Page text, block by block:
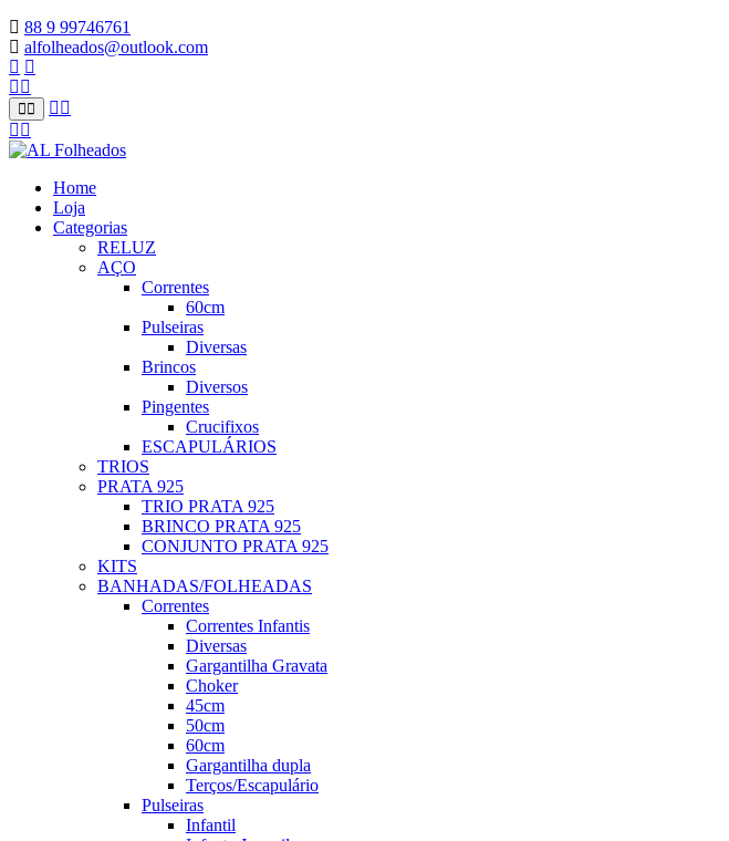
88 9 99746761
alfolheados@outlook.com
Home
Loja
Categorias
RELUZ
AÇO
Correntes
60cm
Pulseiras
Diversas
Brincos
Diversos
Pingentes
Crucifixos
ESCAPULÁRIOS
TRIOS
PRATA 925
TRIO PRATA 925
BRINCO PRATA 925
CONJUNTO PRATA 925
KITS
BANHADAS/FOLHEADAS
Correntes
Correntes Infantis
Diversas
Gargantilha Gravata
Choker
45cm
50cm
60cm
Gargantilha dupla
Terços/Escapulário
Pulseiras
Infantil